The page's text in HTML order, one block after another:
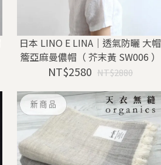
日本 LINO E LINA｜透氣防曬 大帽
簷亞麻曼儂帽（ 芥末黃 SW006 ）
NT$2580 NT$2880